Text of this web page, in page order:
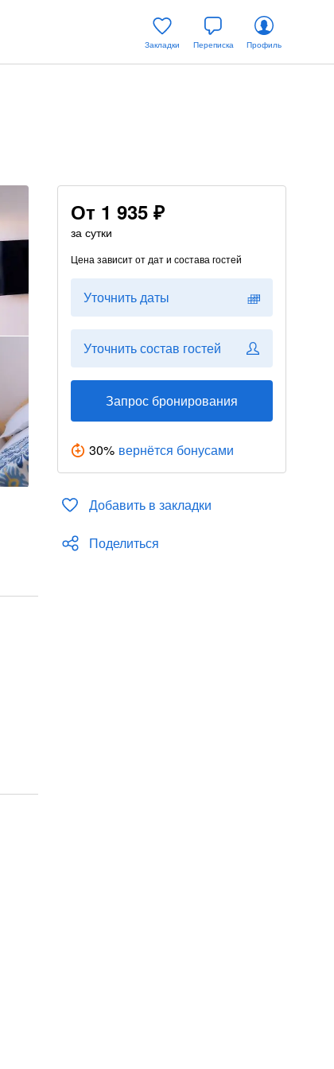
Закладки Переписка Профиль
От 1 935 ₽
за сутки
Цена зависит от дат и состава гостей
Уточнить даты
Уточнить состав гостей
Запрос бронирования
30% вернётся бонусами
Добавить в закладки
Поделиться